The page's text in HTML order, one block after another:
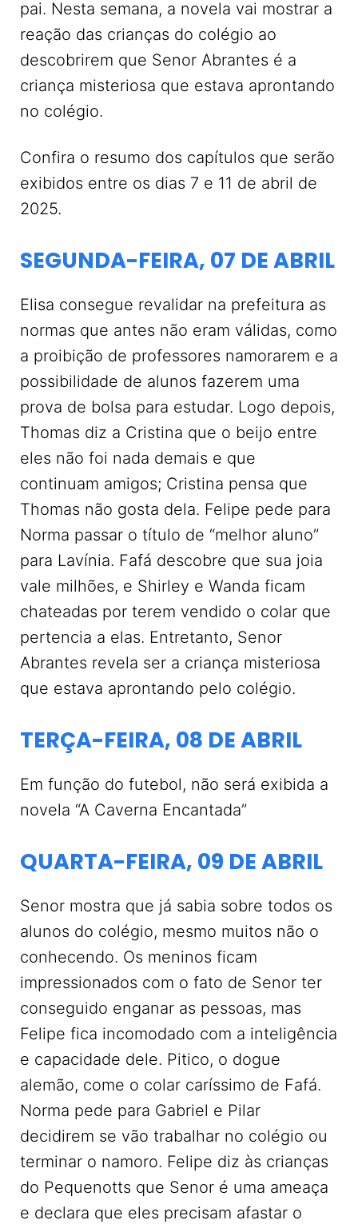
pai. Nesta semana, a novela vai mostrar a
reação das crianças do colégio ao
descobrirem que Senor Abrantes é a
criança misteriosa que estava aprontando
no colégio.
Confira o resumo dos capítulos que serão
exibidos entre os dias 7 e 11 de abril de
2025.
SEGUNDA-FEIRA, 07 DE ABRIL
Elisa consegue revalidar na prefeitura as
normas que antes não eram válidas, como
a proibição de professores namorarem e a
possibilidade de alunos fazerem uma
prova de bolsa para estudar. Logo depois,
Thomas diz a Cristina que o beijo entre
eles não foi nada demais e que
continuam amigos; Cristina pensa que
Thomas não gosta dela. Felipe pede para
Norma passar o título de “melhor aluno”
para Lavínia. Fafá descobre que sua joia
vale milhões, e Shirley e Wanda ficam
chateadas por terem vendido o colar que
pertencia a elas. Entretanto, Senor
Abrantes revela ser a criança misteriosa
que estava aprontando pelo colégio.
TERÇA-FEIRA, 08 DE ABRIL
Em função do futebol, não será exibida a
novela “A Caverna Encantada”
QUARTA-FEIRA, 09 DE ABRIL
Senor mostra que já sabia sobre todos os
alunos do colégio, mesmo muitos não o
conhecendo. Os meninos ficam
impressionados com o fato de Senor ter
conseguido enganar as pessoas, mas
Felipe fica incomodado com a inteligência
e capacidade dele. Pitico, o dogue
alemão, come o colar caríssimo de Fafá.
Norma pede para Gabriel e Pilar
decidirem se vão trabalhar no colégio ou
terminar o namoro. Felipe diz às crianças
do Pequenotts que Senor é uma ameaça
e declara que eles precisam afastar o